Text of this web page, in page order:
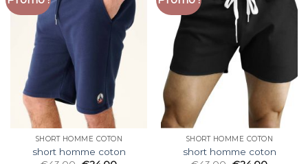
SHORT HOMME COTON
short homme coton
SHORT HOMME COTON
short homme coton